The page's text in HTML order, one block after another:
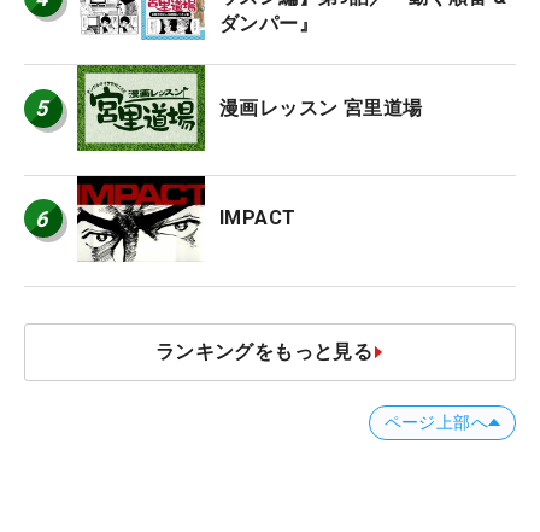
ダンパー』
5 漫画レッスン 宮里道場
6 IMPACT
ランキングをもっと見る
ページ上部へ